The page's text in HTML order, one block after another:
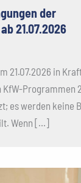
der
21.07.2026
21.07.2026 in
Programmen
es werden keine
Wenn […]